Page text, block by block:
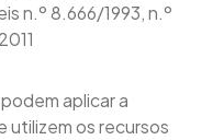
n.º 8.666/1993, n.º
aplicar a
os recursos